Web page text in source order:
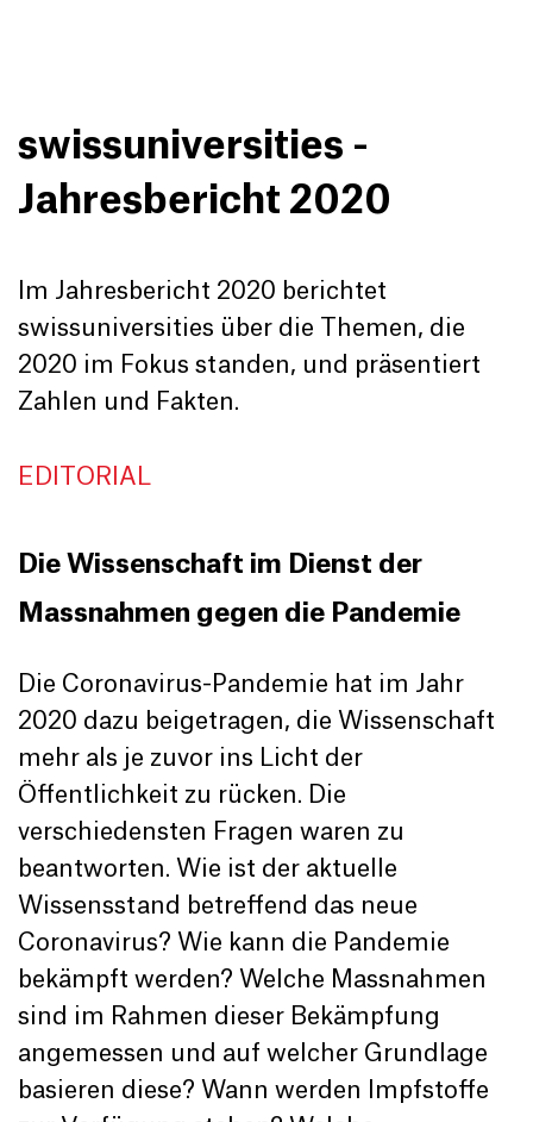
swissuniversities -
Jahresbericht 2020
Im Jahresbericht 2020 berichtet
swissuniversities über die Themen, die
2020 im Fokus standen, und präsentiert
Zahlen und Fakten.
EDITORIAL
Die Wissenschaft im Dienst der
Massnahmen gegen die Pandemie
Die Coronavirus-Pandemie hat im Jahr
2020 dazu beigetragen, die Wissenschaft
mehr als je zuvor ins Licht der
Öffentlichkeit zu rücken. Die
verschiedensten Fragen waren zu
beantworten. Wie ist der aktuelle
Wissensstand betreffend das neue
Coronavirus? Wie kann die Pandemie
bekämpft werden? Welche Massnahmen
sind im Rahmen dieser Bekämpfung
angemessen und auf welcher Grundlage
basieren diese? Wann werden Impfstoffe